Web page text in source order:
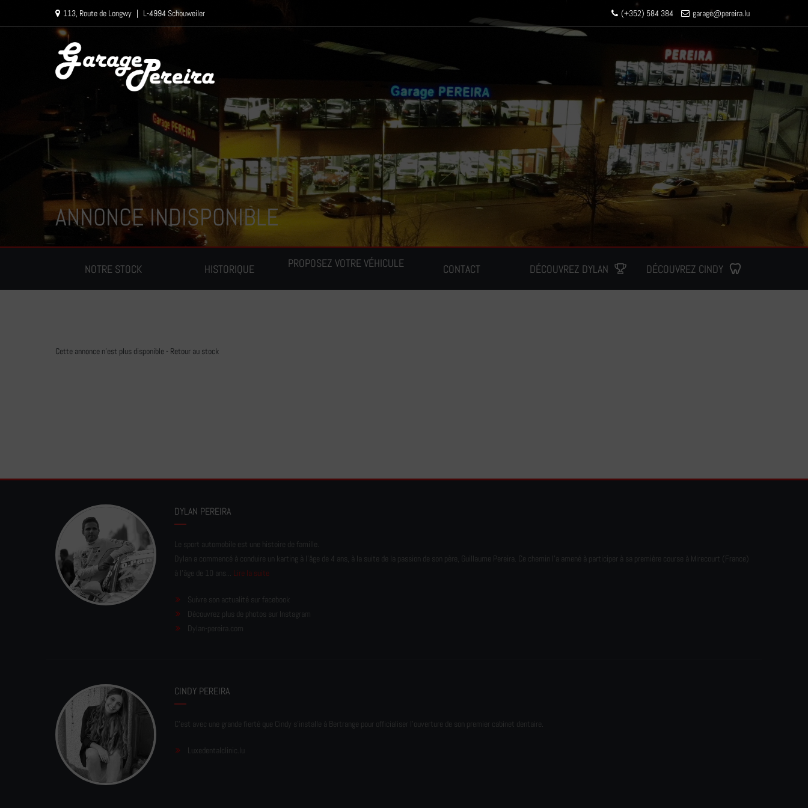
113, Route de Longwy | L-4994 Schouweiler (+352) 584 384 garage@pereira.lu
NOTRE STOCK HISTORIQUE PROPOSEZ VOTRE VÉHICULE CONTACT DÉCOUVREZ DYLAN DÉCOUVREZ CINDY
ANNONCE INDISPONIBLE
Cette annonce n'est plus disponible - Retour au stock
DYLAN PEREIRA
Le sport automobile est une histoire de famille.
Dylan a commencé à conduire un karting à l’âge de 4 ans, à la suite de la passion de son père, Guillaume Pereira. Ce chemin l'a amené à participer à sa première course à Mirecourt (France)
à l'âge de 10 ans... Lire la suite
Suivre son actualité sur facebook
Découvrez plus de photos sur Instagram
Dylan-pereira.com
CINDY PEREIRA
C'est avec une grande fierté que Cindy s'installe à Bertrange pour officialiser l'ouverture de son premier cabinet dentaire.
Luxedentalclinic.lu